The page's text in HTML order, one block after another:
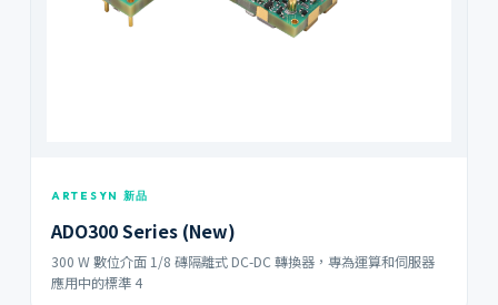
ARTESYN 新品
ADO300 Series (New)
300 W 數位介面 1/8 磚隔離式 DC-DC 轉換器，專為運算和伺服器
應用中的標準 4